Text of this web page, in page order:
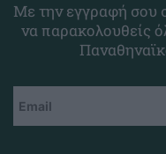
Με την εγγραφή σου
να παρακολουθείς